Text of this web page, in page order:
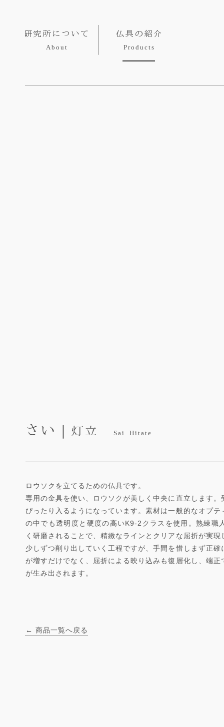
研究所について
About
仏具の紹介
Products
さい｜ 灯立 Sai Hitate
ロウソクを立てるための仏具です。
専用の金具を使い、ロウソクが美しく中央に直立します
ぴったり入るようになっています。素材は一般的なオプ
の中でも透明度と硬度の高いK9-2クラスを使用。熟練職
く研磨されることで、精緻なラインとクリアな屈折が実
少しずつ削り出していく工程ですが、手間を惜しまず正
が増すだけでなく、屈折による映り込みも復層化し、端
が生み出されます。
← 商品一覧へ戻る